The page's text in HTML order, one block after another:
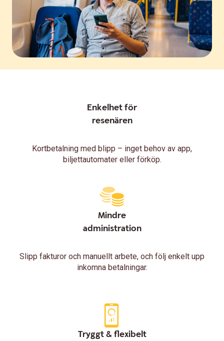
Enkelhet för
resenären
Kortbetalning med blipp – inget behov av app,
biljettautomater eller förköp.
Mindre
administration
Slipp fakturor och manuellt arbete, och följ enkelt upp
inkomna betalningar.
Tryggt & flexibelt